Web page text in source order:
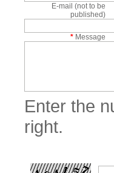
E-mail (not to be
published)
* Message
Enter the
right.